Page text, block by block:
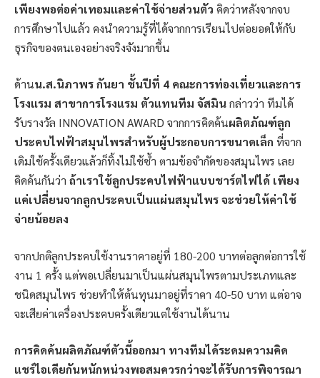
เพียงพอต่อค่าเทอมและค่าใช้จ่ายส่วนตัว คิดว่าหลังจากจบ
การศึกษาไปแล้ว คงนำความรู้ที่ได้จากการเรียนไปต่อยอดให้กับ
ธุรกิจของตนเองอย่างจริงจังมากขึ้น
ด้านน.ส.นิภาพร กันยา ชั้นปีที่ 4 คณะการท่องเที่ยวและการ
โรงแรม สาขาการโรงแรม ตัวแทนทีม จัสมินกล่าวว่า ทีมได้
รับรางวัล INNOVATION AWARD จากการคิดค้นผลิตภัณฑ์ลูก
ประคบไฟฟ้าสมุนไพรสำหรับผู้ประกอบการขนาดเล็ก ที่จาก
เดิมใช้ครั้งเดียวแล้วก็ทิ้งไม่ใช้ซ้ำ ตามข้อจำกัดของสมุนไพร เลย
คิดค้นกันว่า ถ้าเราใช้ลูกประคบไฟฟ้าแบบชาร์ตไฟได้ เพียง
แค่เปลี่ยนจากลูกประคบเป็นแผ่นสมุนไพร จะช่วยให้ค่าใช้
จ่ายน้อยลง
จากปกติลูกประคบใช้งานราคาอยู่ที่ 180-200 บาทต่อลูกต่อการใช้
งาน 1 ครั้ง แต่พอเปลี่ยนมาเป็นแผ่นสมุนไพรตามประเภทและ
ชนิดสมุนไพร ช่วยทำให้ต้นทุนมาอยู่ที่ราคา 40-50 บาท แต่อาจ
จะเสียค่าเครื่องประคบครั้งเดียวแต่ใช้งานได้นาน
การคิดค้นผลิตภัณฑ์ตัวนี้ออกมา ทางทีมได้ระดมความคิด
แชร์ไอเดียกันหนักหน่วงพอสมควรกว่าจะได้รับการพิจารณา